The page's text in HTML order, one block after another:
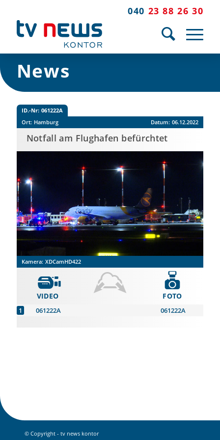
040 23 88 26 30
News
ID.-Nr: 061222A
Ort: Hamburg Datum: 06.12.2022
Notfall am Flughafen befürchtet
Kamera: XDCamHD422
VIDEO
061222A
FOTO
061222A
© Copyright - tv news kontor